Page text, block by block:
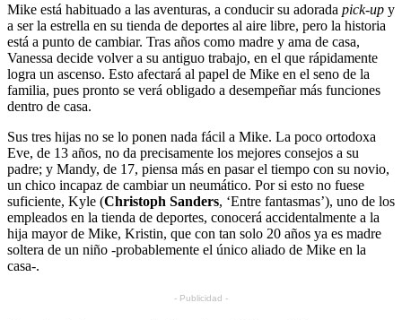
Mike está habituado a las aventuras, a conducir su adorada pick-up y
a ser la estrella en su tienda de deportes al aire libre, pero la historia
está a punto de cambiar. Tras años como madre y ama de casa,
Vanessa decide volver a su antiguo trabajo, en el que rápidamente
logra un ascenso. Esto afectará al papel de Mike en el seno de la
familia, pues pronto se verá obligado a desempeñar más funciones
dentro de casa.
Sus tres hijas no se lo ponen nada fácil a Mike. La poco ortodoxa
Eve, de 13 años, no da precisamente los mejores consejos a su
padre; y Mandy, de 17, piensa más en pasar el tiempo con su novio,
un chico incapaz de cambiar un neumático. Por si esto no fuese
suficiente, Kyle (Christoph Sanders, ‘Entre fantasmas’), uno de los
empleados en la tienda de deportes, conocerá accidentalmente a la
hija mayor de Mike, Kristin, que con tan solo 20 años ya es madre
soltera de un niño -probablemente el único aliado de Mike en la
casa-.
- Publicidad -